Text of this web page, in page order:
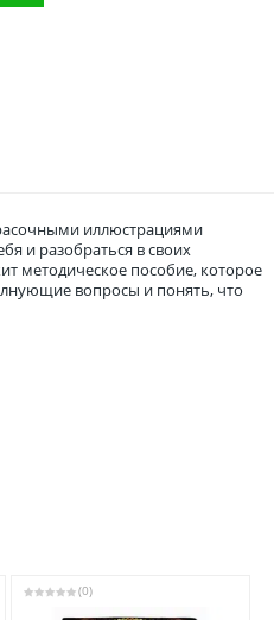
иллюстрациями
и разобраться в своих
методическое пособие, которое
вопросы и понять, что
(0)